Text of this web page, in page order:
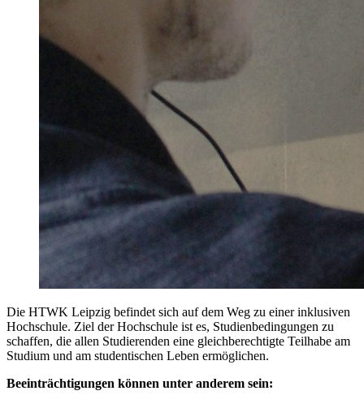
Die HTWK Leipzig befindet sich auf dem Weg zu einer inklusiven
Hochschule. Ziel der Hochschule ist es, Studienbedingungen zu
schaffen, die allen Studierenden eine gleichberechtigte Teilhabe am
Studium und am studentischen Leben ermöglichen.
Beeinträchtigungen können unter anderem sein: